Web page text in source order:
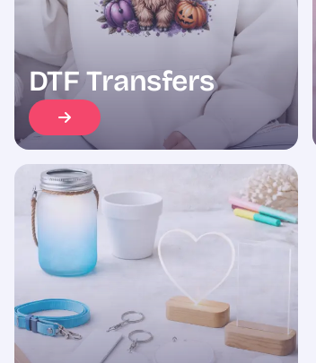
DTF Transfers